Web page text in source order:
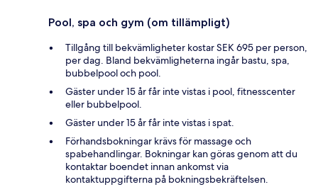
Pool, spa och gym (om tillämpligt)
Tillgång till bekvämligheter kostar SEK 695 per person,
per dag. Bland bekvämligheterna ingår bastu, spa,
bubbelpool och pool.
Gäster under 15 år får inte vistas i pool, fitnesscenter
eller bubbelpool.
Gäster under 15 år får inte vistas i spat.
Förhandsbokningar krävs för massage och
spabehandlingar. Bokningar kan göras genom att du
kontaktar boendet innan ankomst via
kontaktuppgifterna på bokningsbekräftelsen.